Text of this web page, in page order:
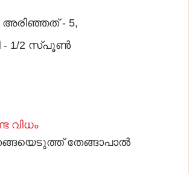
- 5,
- 1/2 സ്പൂണ്‍
വിധം
തേങ്ങാപാൽ